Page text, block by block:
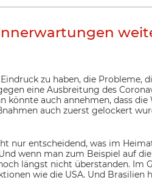
zu haben, die Probleme,
eine Ausbreitung des
könnte auch annehmen, dass
auch zuerst gelockert
nur entscheidend, was im
wenn man zum Beispiel auf
längst nicht überstanden. Im
wie die USA. Und Brasilien